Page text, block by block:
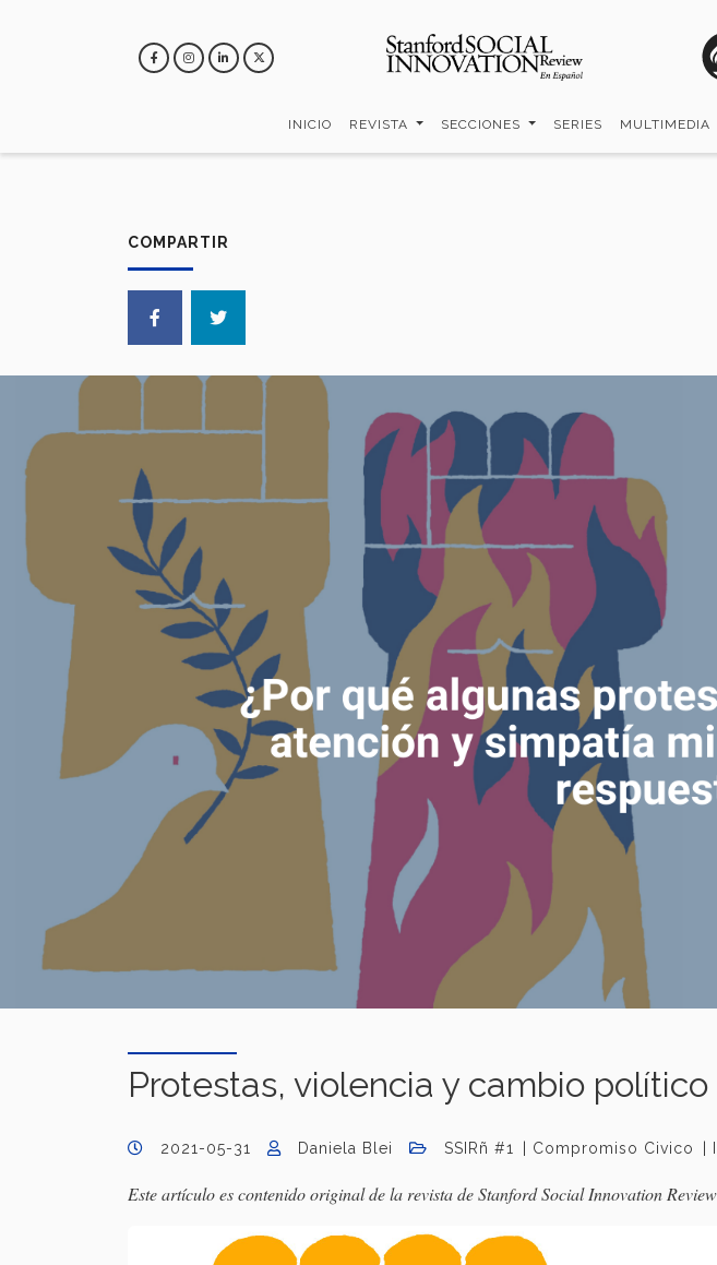
INICIO REVISTA SECCIONES SERIES MULTIMEDIA
COMPARTIR
Protestas, violencia y cambio político
2021-05-31 Daniela Blei SSIRñ #1 Compromiso Civico
Este artículo es contenido original de la revista de Stanford Social Innovation